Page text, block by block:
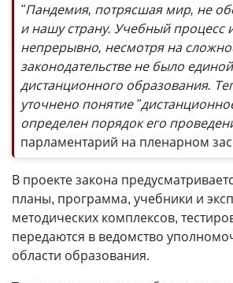
"Пандемия, потрясшая мир, не
и нашу страну. Учебный процесс
непрерывно, несмотря на
законодательстве не было
дистанционного образования.
уточнено понятие
определен порядок его
парламентарий на пленарном
В проекте закона
планы, программа, учебники и
методических комплексов,
передаются в ведомство
области образования.